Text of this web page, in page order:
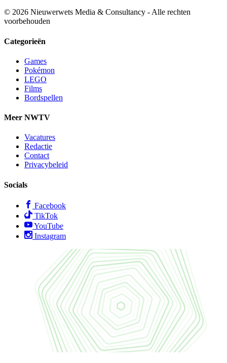
© 2026 Nieuwerwets Media & Consultancy - Alle rechten
voorbehouden
Categorieën
Games
Pokémon
LEGO
Films
Bordspellen
Meer NWTV
Vacatures
Redactie
Contact
Privacybeleid
Socials
Facebook
TikTok
YouTube
Instagram